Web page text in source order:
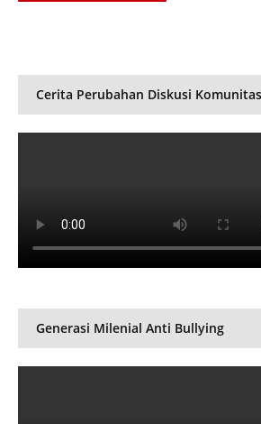
Cerita Perubahan Diskusi
Generasi Milenial Anti Bullying